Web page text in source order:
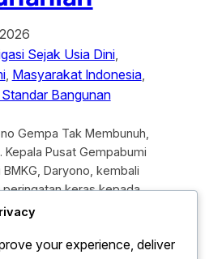
Sejak Usia Dini
, Masyarakat Indonesia
Bangunan
Gempa Tak Membunuh,
Kepala Pusat Gempabumi
Daryono, kembali
keras kepada
mengenai
sebuah premis penting
your experience, deliver